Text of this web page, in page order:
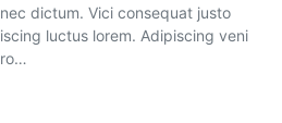
dictum. Vici consequat justo
luctus lorem. Adipiscing veni